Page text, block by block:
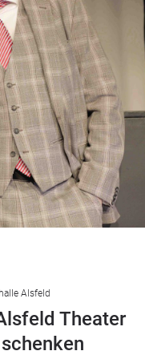
Alsfeld
Theater